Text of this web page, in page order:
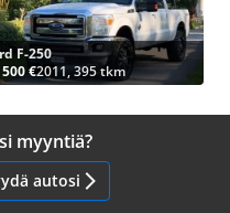
F-250
€2011, 395 tkm
myyntiä?
autosi